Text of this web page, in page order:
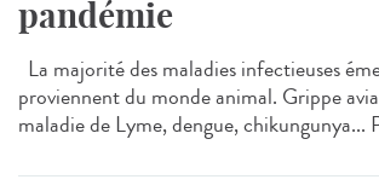
pandémie
La majorité des maladies infectieuses
proviennent du monde animal. Grippe
maladie de Lyme, dengue, chikungunya...